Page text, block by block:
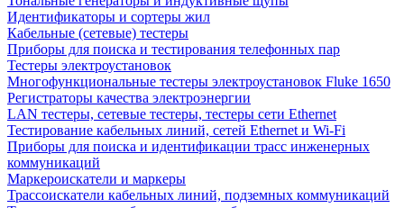
Идентификаторы и сортеры жил
Кабельные (сетевые) тестеры
Приборы для поиска и тестирования телефонных пар
Тестеры электроустановок
Многофункциональные тестеры электроустановок Fluke 1650
Регистраторы качества электроэнергии
LAN тестеры, сетевые тестеры, тестеры сети Ethernet
Тестирование кабельных линий, сетей Ethernet и Wi-Fi
Приборы для поиска и идентификации трасс инженерных
коммуникаций
Маркероискатели и маркеры
Трассоискатели кабельных линий, подземных коммуникаций